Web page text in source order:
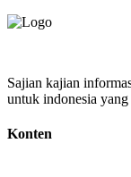
Sajian kajian
untuk indonesia
Konten